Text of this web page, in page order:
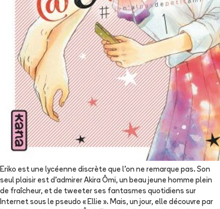
Eriko est une lycéenne discrète que l’on ne remarque pas. Son
seul plaisir est d’admirer Akira Ômi, un beau jeune homme plein
de fraîcheur, et de tweeter ses fantasmes quotidiens sur
Internet sous le pseudo « Ellie ». Mais, un jour, elle découvre par